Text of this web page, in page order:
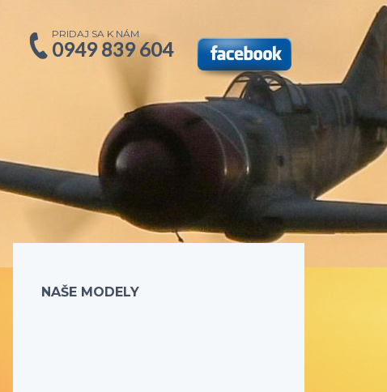
PRIDAJ SA K NÁM
0949 839 604
NAŠE MODELY